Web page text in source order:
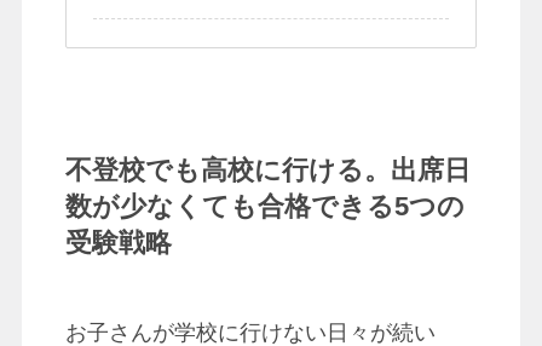
不登校でも高校に行ける。出席日
数が少なくても合格できる5つの
受験戦略
お子さんが学校に行けない日々が続い